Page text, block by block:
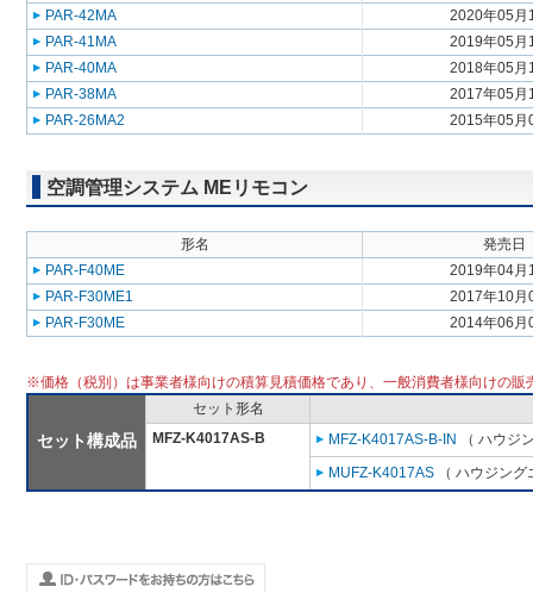
PAR-42MA
2020年05月
PAR-41MA
2019年05月
PAR-40MA
2018年05月
PAR-38MA
2017年05月
PAR-26MA2
2015年05月
空調管理システム MEリモコン
形名
発売日
PAR-F40ME
2019年04月
PAR-F30ME1
2017年10月
PAR-F30ME
2014年06月
※価格（税別）は事業者様向けの積算見積価格であり、一般消費者様向けの販
セット構成品
セット形名
MFZ-K4017AS-B
MFZ-K4017AS-B-IN
（ ハウジ
MUFZ-K4017AS （ ハウジン